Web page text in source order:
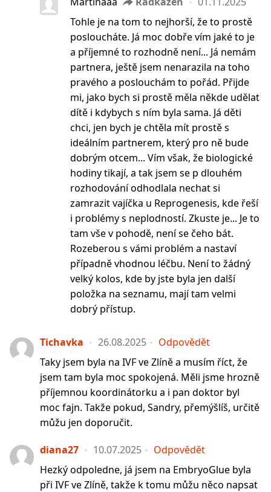
Tohle je na tom to nejhorší, že to prostě
posloucháte. Já moc dobře vím jaké to je
a příjemné to rozhodně není... Já nemám
partnera, ještě jsem nenarazila na toho
pravého a poslouchám to pořád. Přijde
mi, jako bych si prostě měla někde udělat
dítě i kdybych s ním byla sama. Já děti
chci, jen bych je chtěla mít prostě s
ideálním partnerem, který pro ně bude
dobrým otcem... Vím však, že biologické
hodiny tikají, a tak jsem se p dlouhém
rozhodování odhodlala nechat si
zamrazit vajíčka u Reprogenesis, kde řeší
i problémy s neplodností. Zkuste je... Je to
tam vše v pohodě, není se čeho bát.
Rozeberou s vámi problém a nastaví
případně vhodnou léčbu. Není to žádný
velký kolos, kde by jste byla jen další
položka na seznamu, mají tam velmi
dobrý přístup.
Tichavka 26.08.2025
Odpovědět
Taky jsem byla na IVF ve Zlíně a musím říct, že
jsem tam byla moc spokojená. Měli jsme hrozně
příjemnou koordinátorku a i pan doktor byl
moc fajn. Takže pokud, Sandry, přemýšlíš, určitě
můžu jen doporučit.
diana27 10.07.2025
Odpovědět
Hezký odpoledne, já jsem na EmbryoGlue byla
při IVF ve Zlíně, takže k tomu můžu něco napsat